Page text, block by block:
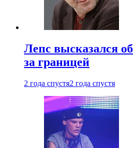
Лепс высказался
за границей
2 года спустя2 года спустя